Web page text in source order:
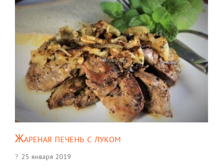
Жареная печень с луком
25 января 2019